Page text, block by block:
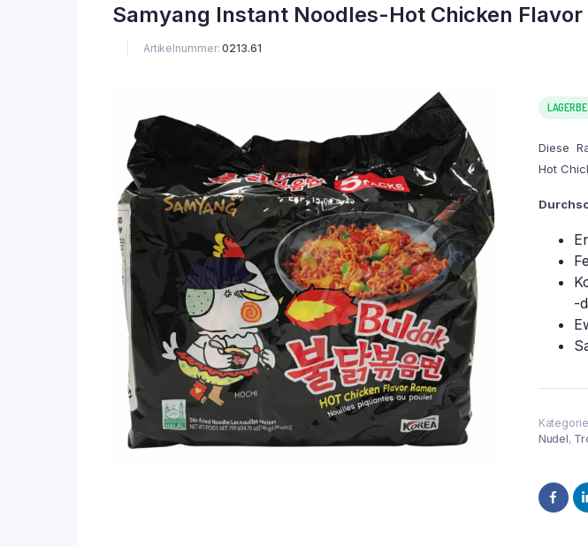
Samyang Instant Noodles-Hot Chicken
Artikelnummer: 0213.61
Diese
Hot
-
Nudel,